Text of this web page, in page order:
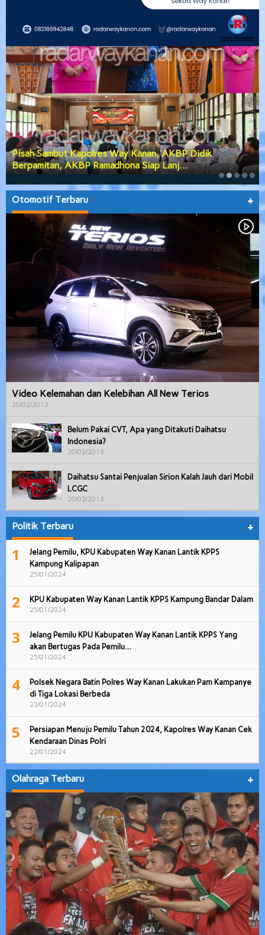
Pisah Sambut Kapolres Way Kanan, AKBP Didik
Berpamitan, AKBP Ramadhona Siap Lanj…
Otomotif Terbaru +
Video Kelemahan dan Kelebihan All New Terios
20/02/2018
Belum Pakai CVT, Apa yang Ditakuti Daihatsu
Indonesia?
20/02/2018
Daihatsu Santai Penjualan Sirion Kalah Jauh dari Mobil
LCGC
20/02/2018
Politik Terbaru +
1
Jelang Pemilu, KPU Kabupaten Way Kanan Lantik KPPS
Kampung Kalipapan
25/01/2024
2 KPU Kabupaten Way Kanan Lantik KPPS Kampung Bandar Dalam
25/01/2024
3
Jelang Pemilu KPU Kabupaten Way Kanan Lantik KPPS Yang
akan Bertugas Pada Pemilu…
25/01/2024
4
Polsek Negara Batin Polres Way Kanan Lakukan Pam Kampanye
di Tiga Lokasi Berbeda
23/01/2024
5
Persiapan Menuju Pemilu Tahun 2024, Kapolres Way Kanan Cek
Kendaraan Dinas Polri
22/01/2024
Olahraga Terbaru +